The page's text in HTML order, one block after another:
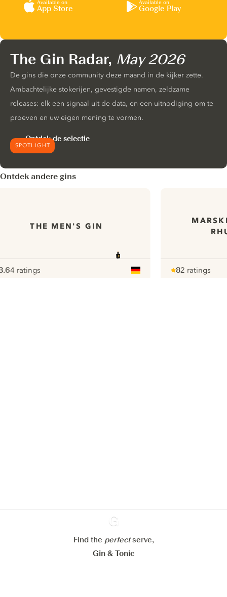
Available on
App Store
Available on
Google Play
SPOTLIGHT
The Gin Radar, May 2026
De gins die onze community deze maand in de kijker zette.
Ambachtelijke stokerijen, gevestigde namen, zeldzame
releases: elk een signaal uit de data, en een uitnodiging om te
proeven en uw eigen mening te vormen.
Ontdek de selectie
Ontdek andere gins
THE MEN'S GIN
4 ratings
82 ratings
Ginventory
Find the perfectserve,
Gin & Tonic
Mijn cookie-instellingen aanpassen
Alles weigeren Alles aanvaarden